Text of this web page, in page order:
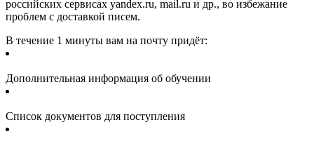
российских сервисах yandex.ru, mail.ru и др., во избежание
проблем с доставкой писем.
В течение 1 минуты вам на почту придёт:
Дополнительная информация об обучении
Список документов для поступления